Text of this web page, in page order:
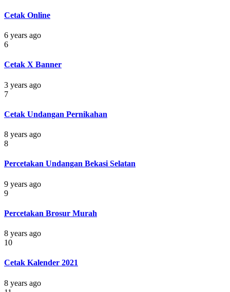
Cetak Online
6 years ago
6
Cetak X Banner
3 years ago
7
Cetak Undangan Pernikahan
8 years ago
8
Percetakan Undangan Bekasi Selatan
9 years ago
9
Percetakan Brosur Murah
8 years ago
10
Cetak Kalender 2021
8 years ago